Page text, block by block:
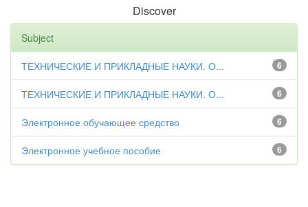
Discover
Subject
6
ТЕХНИЧЕСКИЕ И ПРИКЛАДНЫЕ НАУКИ. О...
6
ТЕХНИЧЕСКИЕ И ПРИКЛАДНЫЕ НАУКИ. О...
6
Электронное обучающее средство
6
Электронное учебное пособие